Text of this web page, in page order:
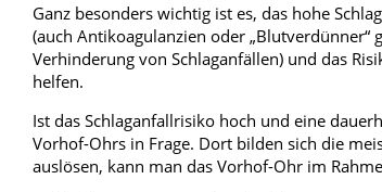
Ganz besonders wichtig ist es, das hohe
(auch Antikoagulanzien oder
Verhinderung von Schlaganfällen) und das
helfen.
Ist das Schlaganfallrisiko hoch und eine
Vorhof-Ohrs in Frage. Dort bilden sich die
auslösen, kann man das Vorhof-Ohr im